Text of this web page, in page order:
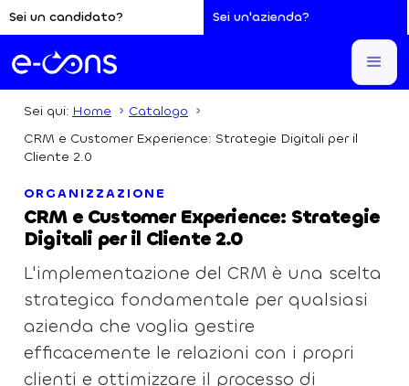
Sei un candidato? Sei un'azienda?
Sei qui: Home
Catalogo
CRM e Customer Experience: Strategie Digitali per il
Cliente 2.0
ORGANIZZAZIONE
CRM e Customer Experience: Strategie
Digitali per il Cliente 2.0
L'implementazione del CRM è una scelta
strategica fondamentale per qualsiasi
azienda che voglia gestire
efficacemente le relazioni con i propri
clienti e ottimizzare il processo di